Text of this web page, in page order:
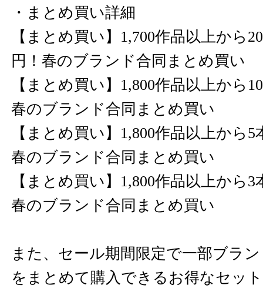
・まとめ買い詳細
【まとめ買い】1,700作品以上から
円！春のブランド合同まとめ買い
【まとめ買い】1,800作品以上から
春のブランド合同まとめ買い
【まとめ買い】1,800作品以上から
春のブランド合同まとめ買い
【まとめ買い】1,800作品以上から
春のブランド合同まとめ買い
また、セール期間限定で一部ブラ
をまとめて購入できるお得なセッ